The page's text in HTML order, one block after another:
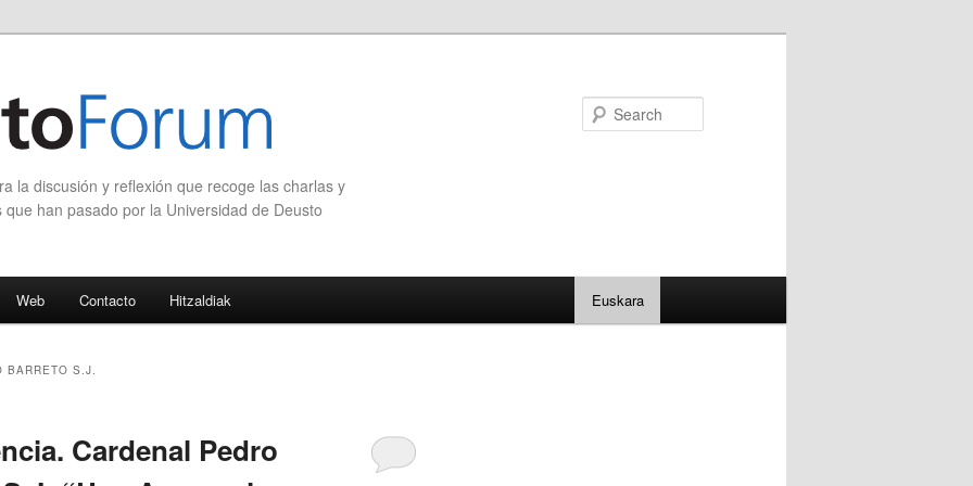
la discusión y reflexión que recoge las charlas y
han pasado por la Universidad de Deusto
Web Contacto Hitzaldiak Euskara
BARRETO S.J.
Cardenal Pedro